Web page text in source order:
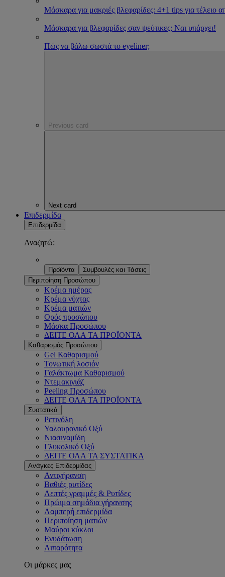
Μάσκαρα για μακριές βλεφαρίδες: 4+1 tips για τέλειο
Μάσκαρα για βλεφαρίδες σαν ψεύτικες; Ναι υπάρχει!
Πώς να βάλω σωστά το eyeliner;
Previous card
Next card
Επιδερμίδα
Επιδερμίδα
Αναζητώ:
Προϊόντα
Συμβουλές και Τάσεις
Περιποίηση Προσώπου
Κρέμα ημέρας
Κρέμα νύχτας
Κρέμα ματιών
Ορός προσώπου
Μάσκα Προσώπου
ΔΕΙΤΕ ΟΛΑ ΤΑ ΠΡΟΪΟΝΤΑ
Καθαρισμός Προσώπου
Gel Καθαρισμού
Τονωτική λοσιόν
Γαλάκτωμα Καθαρισμού
Ντεμακιγιάζ
Peeling Προσώπου
ΔΕΙΤΕ ΟΛΑ ΤΑ ΠΡΟΪΟΝΤΑ
Συστατικά
Ρετινόλη
Υαλουρονικό Οξύ
Νιασιναμίδη
Γλυκολικό Οξύ
ΔΕΙΤΕ ΟΛΑ ΤΑ ΣΥΣΤΑΤΙΚΑ
Ανάγκες Επιδερμίδας
Αντιγήρανση
Βαθιές ρυτίδες
Λεπτές γραμμές & Ρυτίδες
Πρώιμα σημάδια γήρανσης
Λαμπερή επιδερμίδα
Περιποίηση ματιών
Μαύροι κύκλοι
Ενυδάτωση
Λιπαρότητα
Οι μάρκες μας